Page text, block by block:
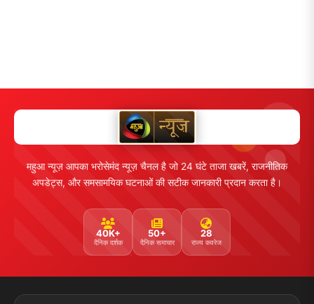
महुआ न्यूज़ आपका भरोसेमंद न्यूज़ चैनल है जो 24 घंटे ताजा खबरें, राजनीतिक
अपडेट्स, और समसामयिक घटनाओं की सटीक जानकारी प्रदान करता है।
40K+
दैनिक दर्शक
50+
दैनिक समाचार
28
राज्य कवरेज